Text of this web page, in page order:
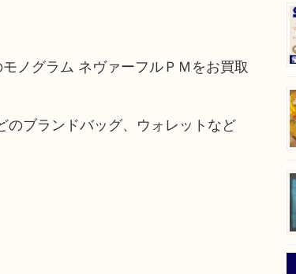
ノグラム ネヴァーフルＰＭをお買取
のブランドバッグ、ウォレットなど